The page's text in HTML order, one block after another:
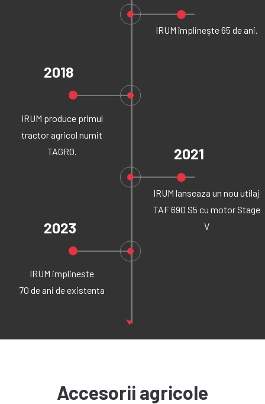
IRUM împlineşte 65 de ani.
2018
IRUM produce primul
tractor agricol numit
TAGRO.
2021
IRUM lanseaza un nou utilaj
TAF 690 S5 cu motor Stage
V
2023
IRUM implineste
70 de ani de existenta
⮟
Accesorii agricole